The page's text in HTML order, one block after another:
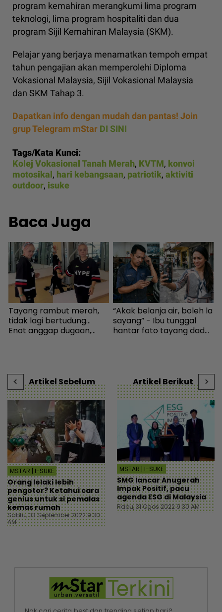
program kemahiran merangkumi lima program
teknologi, lima program hospitaliti dan dua
program Sijil Kemahiran Malaysia (SKM).
Pelajar yang berjaya menamatkan tempoh empat
tahun pengajian akan memperolehi Diploma
Vokasional Malaysia, Sijil Vokasional Malaysia
dan SKM Tahap 3.
Dapatkan info dengan mudah dan pantas! Join
grup Telegram mStar DI SINI
Tags/Kata Kunci:
Kolej Vokasional Tanah Merah, KVTM, konvoi
motosikal, hari kebangsaan, patriotik, aktiviti
outdoor, isuke
Baca Juga
Tayang rambut merah,
tidak lagi bertudung...
Enot anggap dugaan,
“Akak belanja air, boleh la
sayang” - Ibu tunggal
hantar foto tayang dada,
Artikel Sebelum
MSTAR | I-SUKE
Orang lelaki lebih
pengotor? Ketahui cara
genius untuk si pemalas
kemas rumah
Sabtu, 03 September 2022 9:30
AM
Artikel Berikut
MSTAR | I-SUKE
SMG lancar Anugerah
Impak Positif, pacu
agenda ESG di Malaysia
Rabu, 31 Ogos 2022 9:30 AM